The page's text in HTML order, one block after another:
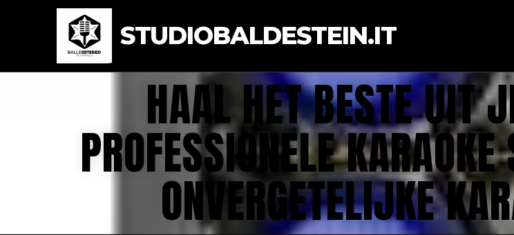
STUDIOBALDESTEIN.IT
HAAL HET BESTE UIT
PROFESSIONELE
ONVERGETELIJKE